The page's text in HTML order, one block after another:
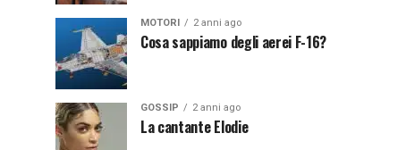
MOTORI 2 anni ago
Cosa sappiamo degli aerei F-16?
GOSSIP 2 anni ago
La cantante Elodie